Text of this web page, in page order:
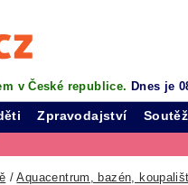
v České republice. Dnes je
Zpravodajství
/Aquacentrum, bazén,